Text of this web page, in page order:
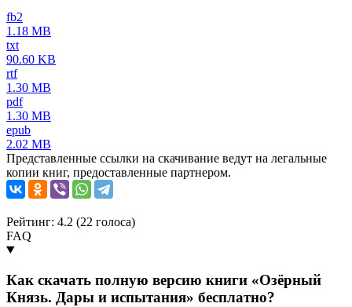
fb2
1.18 MB
txt
90.60 KB
rtf
1.30 MB
pdf
1.30 MB
epub
2.02 MB
Представленные ссылки на скачивание ведут на легальные
копии книг, предоставленные партнером.
Рейтинг: 4.2 (22 голоса)
FAQ
Как скачать полную версию книги «Озёрный
Князь. Дары и испытания» бесплатно?